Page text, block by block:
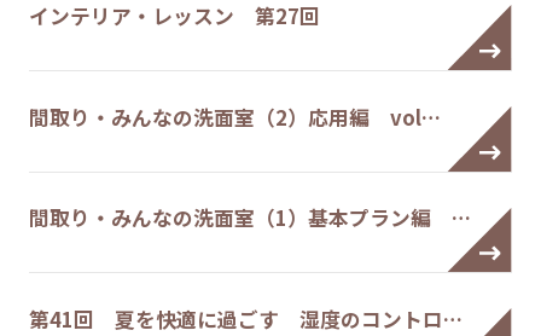
インテリア・レッスン 第27回
間取り・みんなの洗面室（2）応用編 vol…
間取り・みんなの洗面室（1）基本プラン編 …
第41回 夏を快適に過ごす 湿度のコントロ…